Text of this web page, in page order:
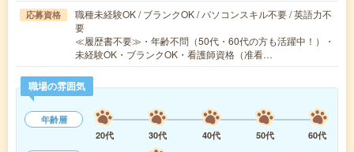
応募資格
職種未経験OK / ブランクOK / パソコンスキル不要 / 英語力不
要
≪履歴書不要≫・年齢不問（50代・60代の方も活躍中！）・
未経験OK・ブランクOK・看護師資格（准看…
職場の雰囲気
年齢層
20代
30代 40代 50代
60代